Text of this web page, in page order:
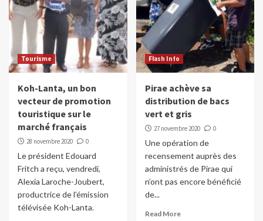
Tourisme
Koh-Lanta, un bon
vecteur de promotion
touristique sur le
marché français
28 novembre 2020 0
Le président Edouard
Fritch a reçu, vendredi,
Alexia Laroche-Joubert,
productrice de l’émission
télévisée Koh-Lanta.
Flash Info
Pirae achève sa
distribution de bacs
vert et gris
27 novembre 2020 0
Une opération de
recensement auprès des
administrés de Pirae qui
n’ont pas encore bénéficié
de...
Read More